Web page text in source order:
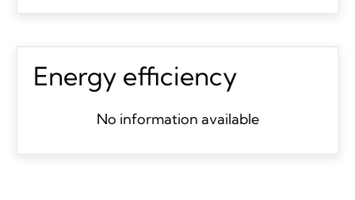
Energy efficiency
No information available